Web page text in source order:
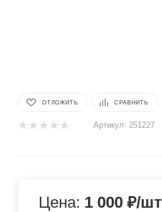
ОТЛОЖИТЬ СРАВНИТЬ
Артикул: 251227
Цена: 1 000 ₽/шт